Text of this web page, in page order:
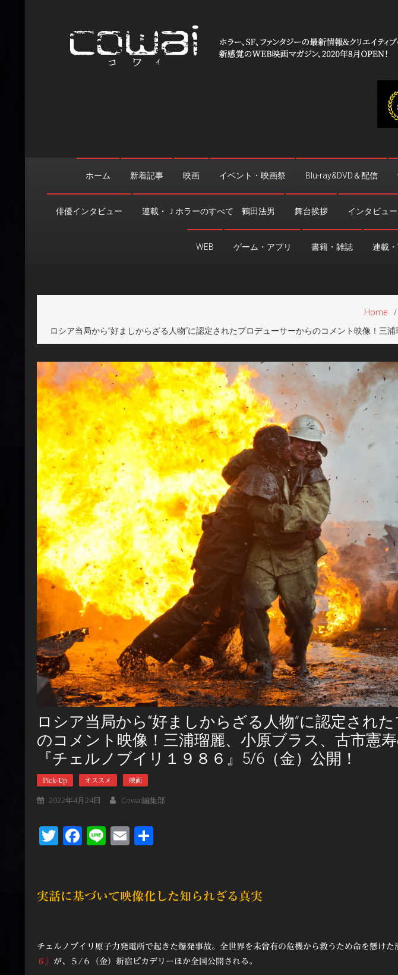
ホーム 新着記事 映画 イベント・映画祭 Blu-ray&DVD＆配信
俳優インタビュー 連載・Ｊホラーのすべて 鶴田法男 舞台挨拶 インタビュ
WEB ゲーム・アプリ 書籍・雑誌 連載
Home
ロシア当局から“好ましからざる人物”に認定されたプロデューサーからのコメント映像！
ロシア当局から“好ましからざる人物”に認定され
のコメント映像！三浦瑠麗、小原ブラス、古市憲
『チェルノブイリ１９８６』5/6（金）公開！
Pick-Up オススメ 映画
2022年4月24日 Cowai編集部
Twitter
Facebook
LineEmail
実話に基づいて映像化した知られざる真実
チェルノブイリ原子力発電所で起きた爆発事故。全世界を未曾有の危機から救うため命を懸けた
６』 が、５/６（金）新宿ピカデリーほか全国公開される。